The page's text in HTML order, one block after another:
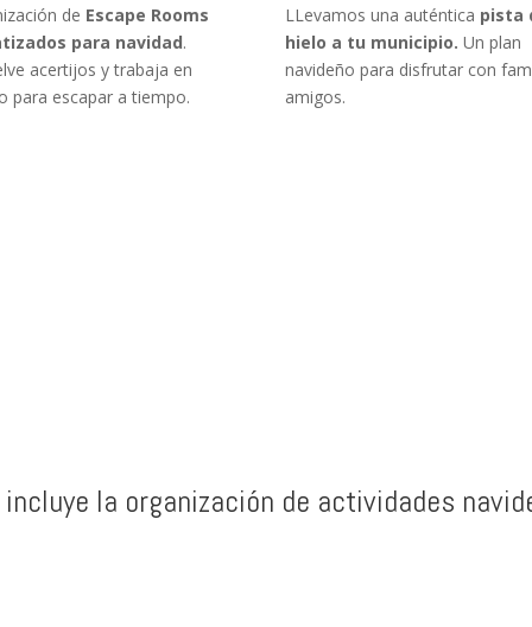
de Escape Rooms
para navidad.
acertijos y trabaja en
para escapar a tiempo.
LLevamos una auténtica pista
hielo a tu municipio. Un plan
navideño para disfrutar con
amigos.
incluye la organización de actividades